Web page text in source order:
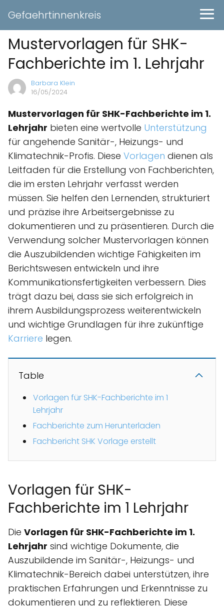
Gefaehrtinnenkreis
Mustervorlagen für SHK-
Fachberichte im 1. Lehrjahr
Barbara Klein
16/05/2024
Mustervorlagen für SHK-Fachberichte im 1.
Lehrjahr bieten eine wertvolle Unterstützung
für angehende Sanitär-, Heizungs- und
Klimatechnik-Profis. Diese Vorlagen dienen als
Leitfaden für die Erstellung von Fachberichten,
die im ersten Lehrjahr verfasst werden
müssen. Sie helfen den Lernenden, strukturiert
und präzise ihre Arbeitsergebnisse zu
dokumentieren und zu präsentieren. Durch die
Verwendung solcher Mustervorlagen können
die Auszubildenden wichtige Fähigkeiten im
Berichtswesen entwickeln und ihre
Kommunikationsfertigkeiten verbessern. Dies
trägt dazu bei, dass sie sich erfolgreich in
ihrem Ausbildungsprozess weiterentwickeln
und wichtige Grundlagen für ihre zukünftige
Karriere legen.
Table
Vorlagen für SHK-Fachberichte im 1
Lehrjahr
Fachberichte zum Herunterladen
Fachbericht SHK Vorlage erstellt
Vorlagen für SHK-
Fachberichte im 1 Lehrjahr
Die Vorlagen für SHK-Fachberichte im 1.
Lehrjahr sind wichtige Dokumente, die
Auszubildende im Sanitär-, Heizungs- und
Klimatechnik-Bereich dabei unterstützen, ihre
praktischen Erfahrungen und Erkenntnisse zu
dokumentieren und zu reflektieren. Diese